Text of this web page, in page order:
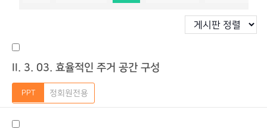
II. 3. 03. 효율적인 주거 공간 구성
정회원전용